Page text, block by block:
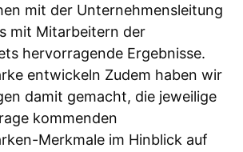
mit der Unternehmensleitung
mit Mitarbeitern der
hervorragende Ergebnisse.
entwickeln Zudem haben wir
damit gemacht, die jeweilige
kommenden
Merkmale im Hinblick auf